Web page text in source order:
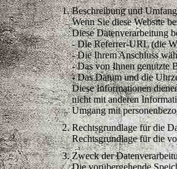
Beschreibung und
Wenn Sie diese Website
Diese Datenverarbeitung
- Die Referrer-URL (die
- Die Ihrem Anschluss
- Das von Ihnen genutzte
- Das Datum und die
Diese Informationen
nicht mit anderen
Umgang mit
Rechtsgrundlage für die
Rechtsgrundlage für die
Zweck der